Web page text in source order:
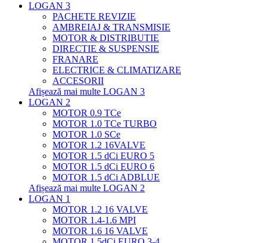
LOGAN 3
PACHETE REVIZIE
AMBREIAJ & TRANSMISIE
MOTOR & DISTRIBUTIE
DIRECTIE & SUSPENSIE
FRANARE
ELECTRICE & CLIMATIZARE
ACCESORII
Afișează mai multe LOGAN 3
LOGAN 2
MOTOR 0.9 TCe
MOTOR 1.0 TCe TURBO
MOTOR 1.0 SCe
MOTOR 1.2 16VALVE
MOTOR 1.5 dCi EURO 5
MOTOR 1.5 dCi EURO 6
MOTOR 1.5 dCi ADBLUE
Afișează mai multe LOGAN 2
LOGAN 1
MOTOR 1.2 16 VALVE
MOTOR 1.4-1.6 MPI
MOTOR 1.6 16 VALVE